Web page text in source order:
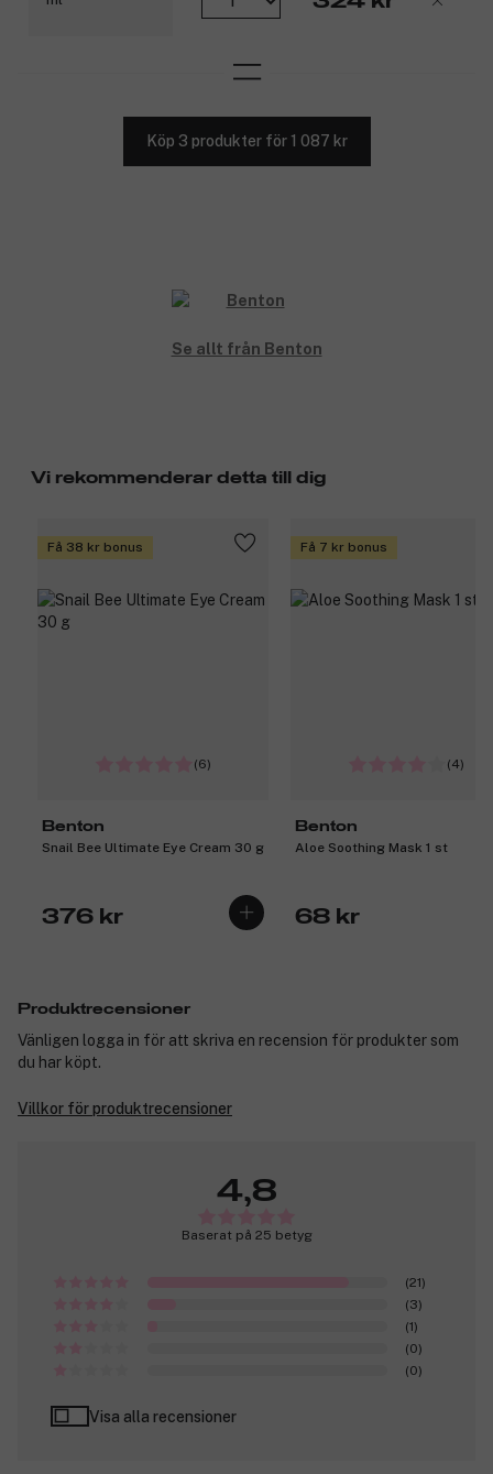
Köp 3 produkter för 1 087 kr
Se allt från Benton
Vi rekommenderar detta till dig
Få 38 kr bonus
(6)
Benton
Snail Bee Ultimate Eye Cream 30 g
376 kr
Få 7 kr bonus
(4)
Benton
Aloe Soothing Mask 1 st
68 kr
Produktrecensioner
Vänligen logga in för att skriva en recension för produkter som
du har köpt.
Villkor för produktrecensioner
4,8
Baserat på 25 betyg
(21)
(3)
(1)
(0)
(0)
Visa alla recensioner